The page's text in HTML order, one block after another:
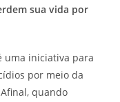
sua vida por
uma iniciativa para
por meio da
quando